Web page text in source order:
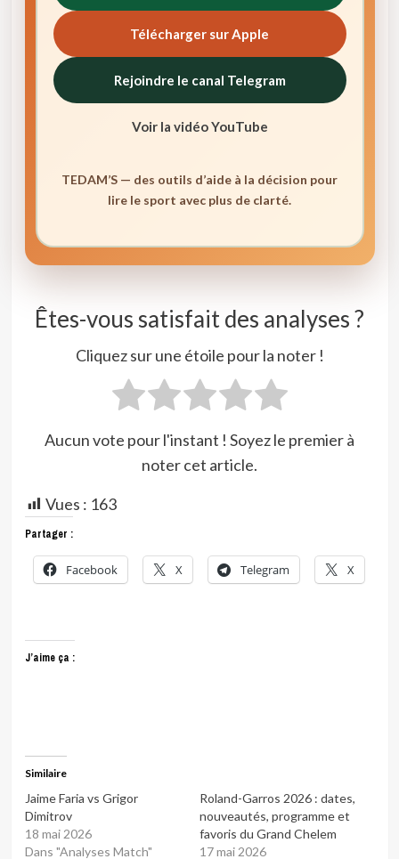
Télécharger sur Apple
Rejoindre le canal Telegram
Voir la vidéo YouTube
TEDAM’S — des outils d’aide à la décision pour
lire le sport avec plus de clarté.
Êtes-vous satisfait des analyses ?
Cliquez sur une étoile pour la noter !
Aucun vote pour l'instant ! Soyez le premier à
noter cet article.
Vues : 163
Partager :
Facebook X Telegram X
J’aime ça :
Similaire
Jaime Faria vs Grigor
Dimitrov
18 mai 2026
Dans "Analyses Match"
Roland-Garros 2026 : dates,
nouveautés, programme et
favoris du Grand Chelem
17 mai 2026